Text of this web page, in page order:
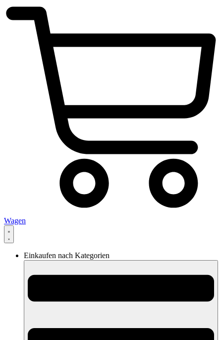
Wagen
Einkaufen nach Kategorien